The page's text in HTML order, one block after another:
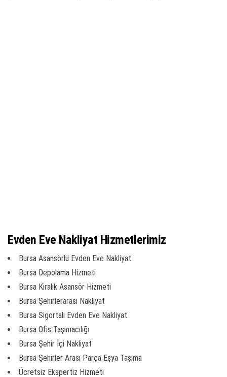
Evden Eve Nakliyat Hizmetlerimiz
Bursa Asansörlü Evden Eve Nakliyat
Bursa Depolama Hizmeti
Bursa Kiralık Asansör Hizmeti
Bursa Şehirlerarası Nakliyat
Bursa Sigortalı Evden Eve Nakliyat
Bursa Ofis Taşımacılığı
Bursa Şehir İçi Nakliyat
Bursa Şehirler Arası Parça Eşya Taşıma
Ücretsiz Ekspertiz Hizmeti